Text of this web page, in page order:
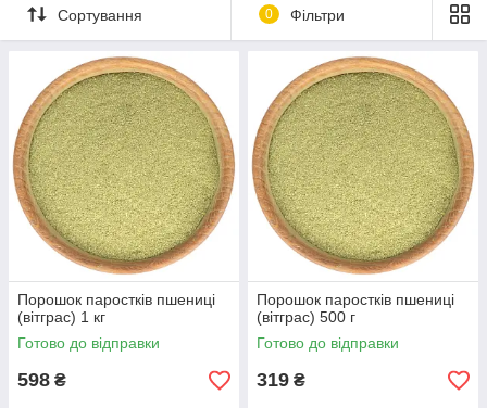
Сортування 0 Фільтри
Порошок паростків пшениці
(вітграс) 1 кг
Готово до відправки
598 ₴
Порошок паростків пшениці
(вітграс) 500 г
Готово до відправки
319 ₴